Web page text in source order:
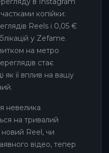
копійки:
Reels і 0,05 €
у Zefame.
на метро
стає
як її вплив на вашу
невелика
на тривалий
новий Reel, чи
відео, тепер